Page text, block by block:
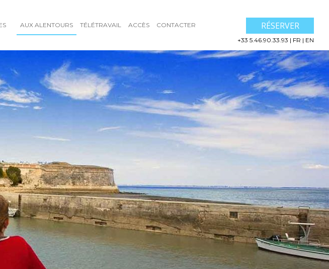
AUX ALENTOURS TÉLÉTRAVAIL ACCÈS CONTACTER RÉSERVER
+33 5.46.90.33.93 | FR | EN